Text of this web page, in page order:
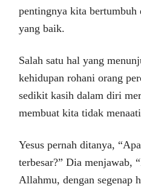
pentingnya kita
yang baik.
Salah satu hal yang
kehidupan rohani orang
sedikit kasih dalam diri
membuat kita tidak
Yesus pernah ditanya,
terbesar?” Dia menjawab,
Allahmu, dengan segenap